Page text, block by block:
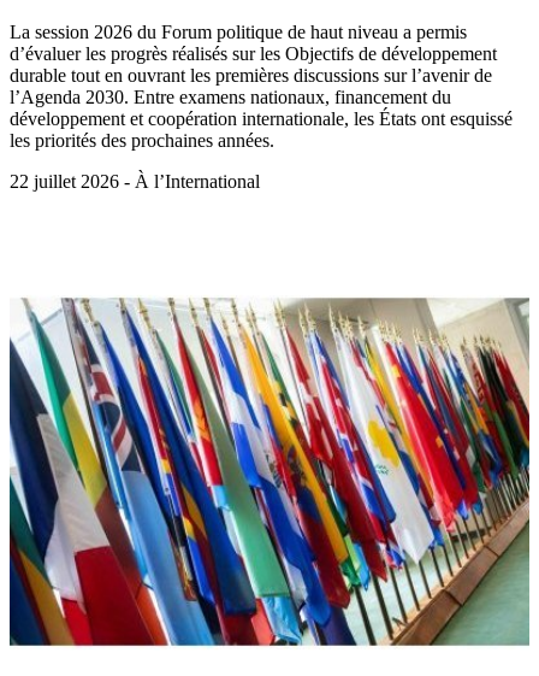
La session 2026 du Forum politique de haut niveau a permis
d’évaluer les progrès réalisés sur les Objectifs de développement
durable tout en ouvrant les premières discussions sur l’avenir de
l’Agenda 2030. Entre examens nationaux, financement du
développement et coopération internationale, les États ont esquissé
les priorités des prochaines années.
22 juillet 2026 - À l’International